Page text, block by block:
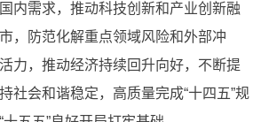
内需求，推动科技创新和产业创新融
，防范化解重点领域风险和外部冲
力，推动经济持续回升向好，不断提
社会和谐稳定，高质量完成“十四五”规